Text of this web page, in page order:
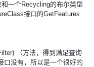
一个Recycling的布尔类型
接口的GetFeatures
（方法，得到满足查询
口没有，所以是一个很好的